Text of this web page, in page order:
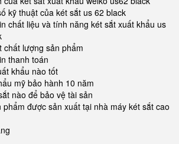
kỹ thuật của két sắt us 62 black
chất liệu và tính năng két sắt xuất khẩu us
chất lượng sản phẩm
thanh toán
khẩu nào tốt
mỹ bảo hành 10 năm
nào để bảo vệ tài sản
phẩm được sản xuất tại nhà máy két sắt cao